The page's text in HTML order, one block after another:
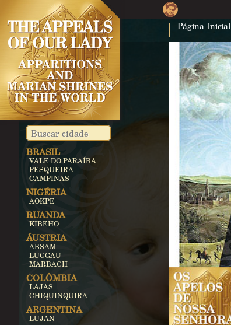
Página Inicial
BRASIL
VALE DO PARAÍBA
PESQUEIRA
CAMPINAS
NIGÉRIA
AOKPE
RUANDA
KIBEHO
ÁUSTRIA
ABSAM
LUGGAU
MARBACH
COLÔMBIA
LAJAS
CHIQUINQUIRA
ARGENTINA
LUJAN